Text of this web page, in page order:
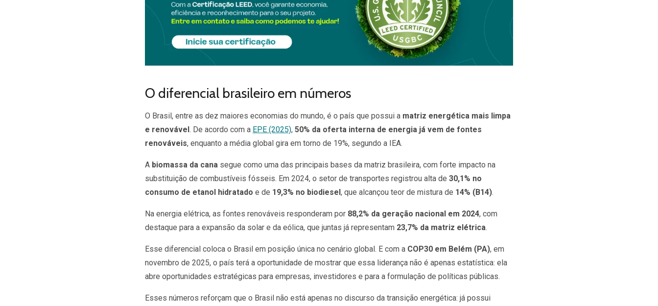
O diferencial brasileiro em números
O Brasil, entre as dez maiores economias do mundo, é o país que possui a matriz energética mais limpa
e renovável. De acordo com a EPE (2025), 50% da oferta interna de energia já vem de fontes
renováveis, enquanto a média global gira em torno de 19%, segundo a IEA.
A biomassa da cana segue como uma das principais bases da matriz brasileira, com forte impacto na
substituição de combustíveis fósseis. Em 2024, o setor de transportes registrou alta de 30,1% no
consumo de etanol hidratado e de 19,3% no biodiesel, que alcançou teor de mistura de 14% (B14).
Na energia elétrica, as fontes renováveis responderam por 88,2% da geração nacional em 2024, com
destaque para a expansão da solar e da eólica, que juntas já representam 23,7% da matriz elétrica.
Esse diferencial coloca o Brasil em posição única no cenário global. E com a COP30 em Belém (PA), em
novembro de 2025, o país terá a oportunidade de mostrar que essa liderança não é apenas estatística: ela
abre oportunidades estratégicas para empresas, investidores e para a formulação de políticas públicas.
Esses números reforçam que o Brasil não está apenas no discurso da transição energética: já possui